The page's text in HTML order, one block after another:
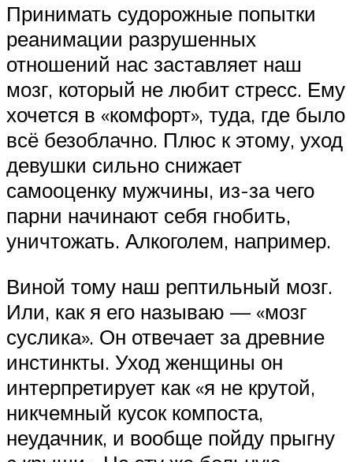
Принимать судорожные попытки
реанимации разрушенных
отношений нас заставляет наш
мозг, который не любит стресс. Ему
хочется в «комфорт», туда, где было
всё безоблачно. Плюс к этому, уход
девушки сильно снижает
самооценку мужчины, из-за чего
парни начинают себя гнобить,
уничтожать. Алкоголем, например.
Виной тому наш рептильный мозг.
Или, как я его называю — «мозг
суслика». Он отвечает за древние
инстинкты. Уход женщины он
интерпретирует как «я не крутой,
никчемный кусок компоста,
неудачник, и вообще пойду прыгну